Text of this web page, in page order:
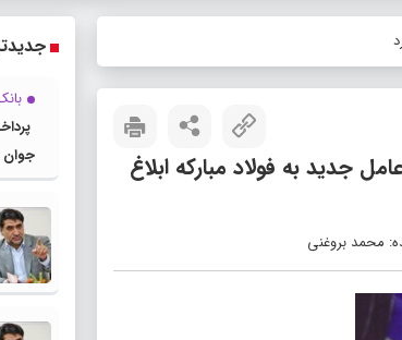
جدید به فولاد مبارکه ابلاغ
محمد بروغنی
جوان